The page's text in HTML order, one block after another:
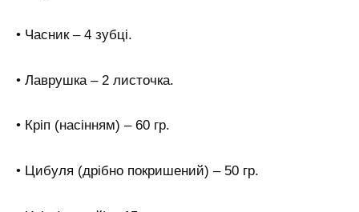
• Часник – 4 зубці.
• Лаврушка – 2 листочка.
• Кріп (насінням) – 60 гр.
• Цибуля (дрібно покришений) – 50 гр.